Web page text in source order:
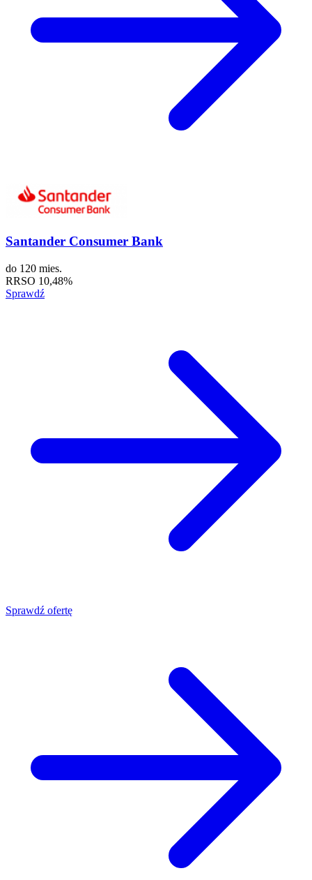
Santander Consumer Bank
do 120 mies.
RRSO 10,48%
Sprawdź
Sprawdź ofertę